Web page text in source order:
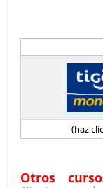
(haz
Otros